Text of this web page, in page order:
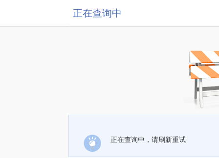
正在查询中
正在查询中，请刷新重试